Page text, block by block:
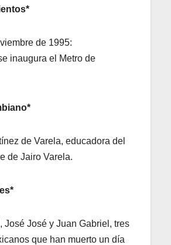
de 1995:
inaugura el Metro de
de Varela, educadora del
de Jairo Varela.
José José y Juan Gabriel, tres
que han muerto un día